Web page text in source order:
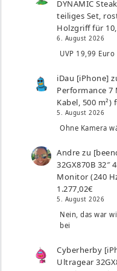
DYNAMIC
teiliges Set,
Holzgriff für
6. August 2026
UVP 19,99 Euro
iDau [iPhone]
Performance
Kabel, 500 m²)
5. August 2026
Ohne Kamera
Andre zu
32GX870B 32″
Monitor (240
1.277,02€
5. August 2026
Nein, das war
bei
Cyberherby
Ultragear